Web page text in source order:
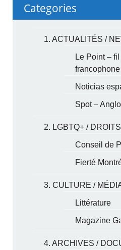
Categories
1. ACTUALITÉS /
Le Point –
francophone
Noticias
Spot –
2. LGBTQ+ /
Conseil de
Fierté
3. CULTURE /
Littérature
Magazine
4. ARCHIVES /